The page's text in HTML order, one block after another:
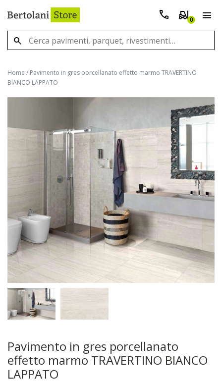
0
Home / Pavimento in gres porcellanato effetto marmo TRAVERTINO
BIANCO LAPPATO
Pavimento in gres porcellanato
effetto marmo TRAVERTINO BIANCO
LAPPATO